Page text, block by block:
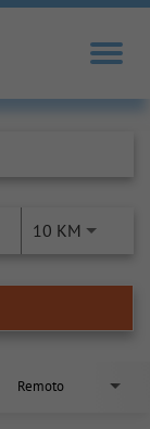
10 KM
Remoto